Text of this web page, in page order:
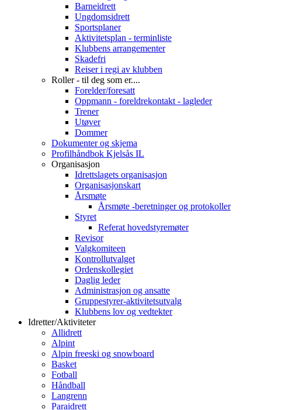
Barneidrett
Ungdomsidrett
Sportsplaner
Aktivitetsplan - terminliste
Klubbens arrangementer
Skadefri
Reiser i regi av klubben
Roller - til deg som er....
Forelder/foresatt
Oppmann - foreldrekontakt - lagleder
Trener
Utøver
Dommer
Dokumenter og skjema
Profilhåndbok Kjelsås IL
Organisasjon
Idrettslagets organisasjon
Organisasjonskart
Årsmøte
Årsmøte -beretninger og protokoller
Styret
Referat hovedstyremøter
Revisor
Valgkomiteen
Kontrollutvalget
Ordenskollegiet
Daglig leder
Administrasjon og ansatte
Gruppestyrer-aktivitetsutvalg
Klubbens lov og vedtekter
Idretter/Aktiviteter
Allidrett
Alpint
Alpin freeski og snowboard
Basket
Fotball
Håndball
Langrenn
Paraidrett